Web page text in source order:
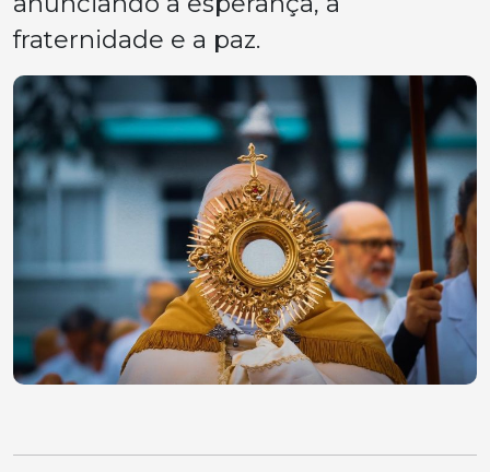
fraternidade e a paz.